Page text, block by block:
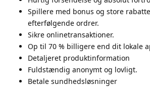
Spillere med bonus og store
efterfølgende ordrer.
Sikre onlinetransaktioner.
Op til 70 % billigere end dit lokale
Detaljeret produktinformation
Fuldstændig anonymt og lovligt.
Betale sundhedsløsninger